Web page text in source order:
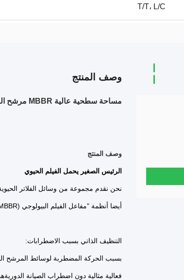
T/T، L/C
وصف المنتج
مساحة سطحية عالية MBBR مرشح الوسائط الحوض المتحرك الفراش المرشح استهلاك الطاقة المنخفض
وصف المنتج
الرئيس الصغير يحمل الفيلم الحيوي
نحن نقدم مجموعة من وسائل الفلاتر
أيضا أنظمة "مفاعل الفيلم البيولوجي (MBBR) " وتستخدم لمعالجة المياه والمياه العادمة.
التنظيف الذاتي بسبب الاضطرابات:
بسبب الحركة المضطربة لوسائط المرشح
فعالية مثالية دون اضطراب الصيانة